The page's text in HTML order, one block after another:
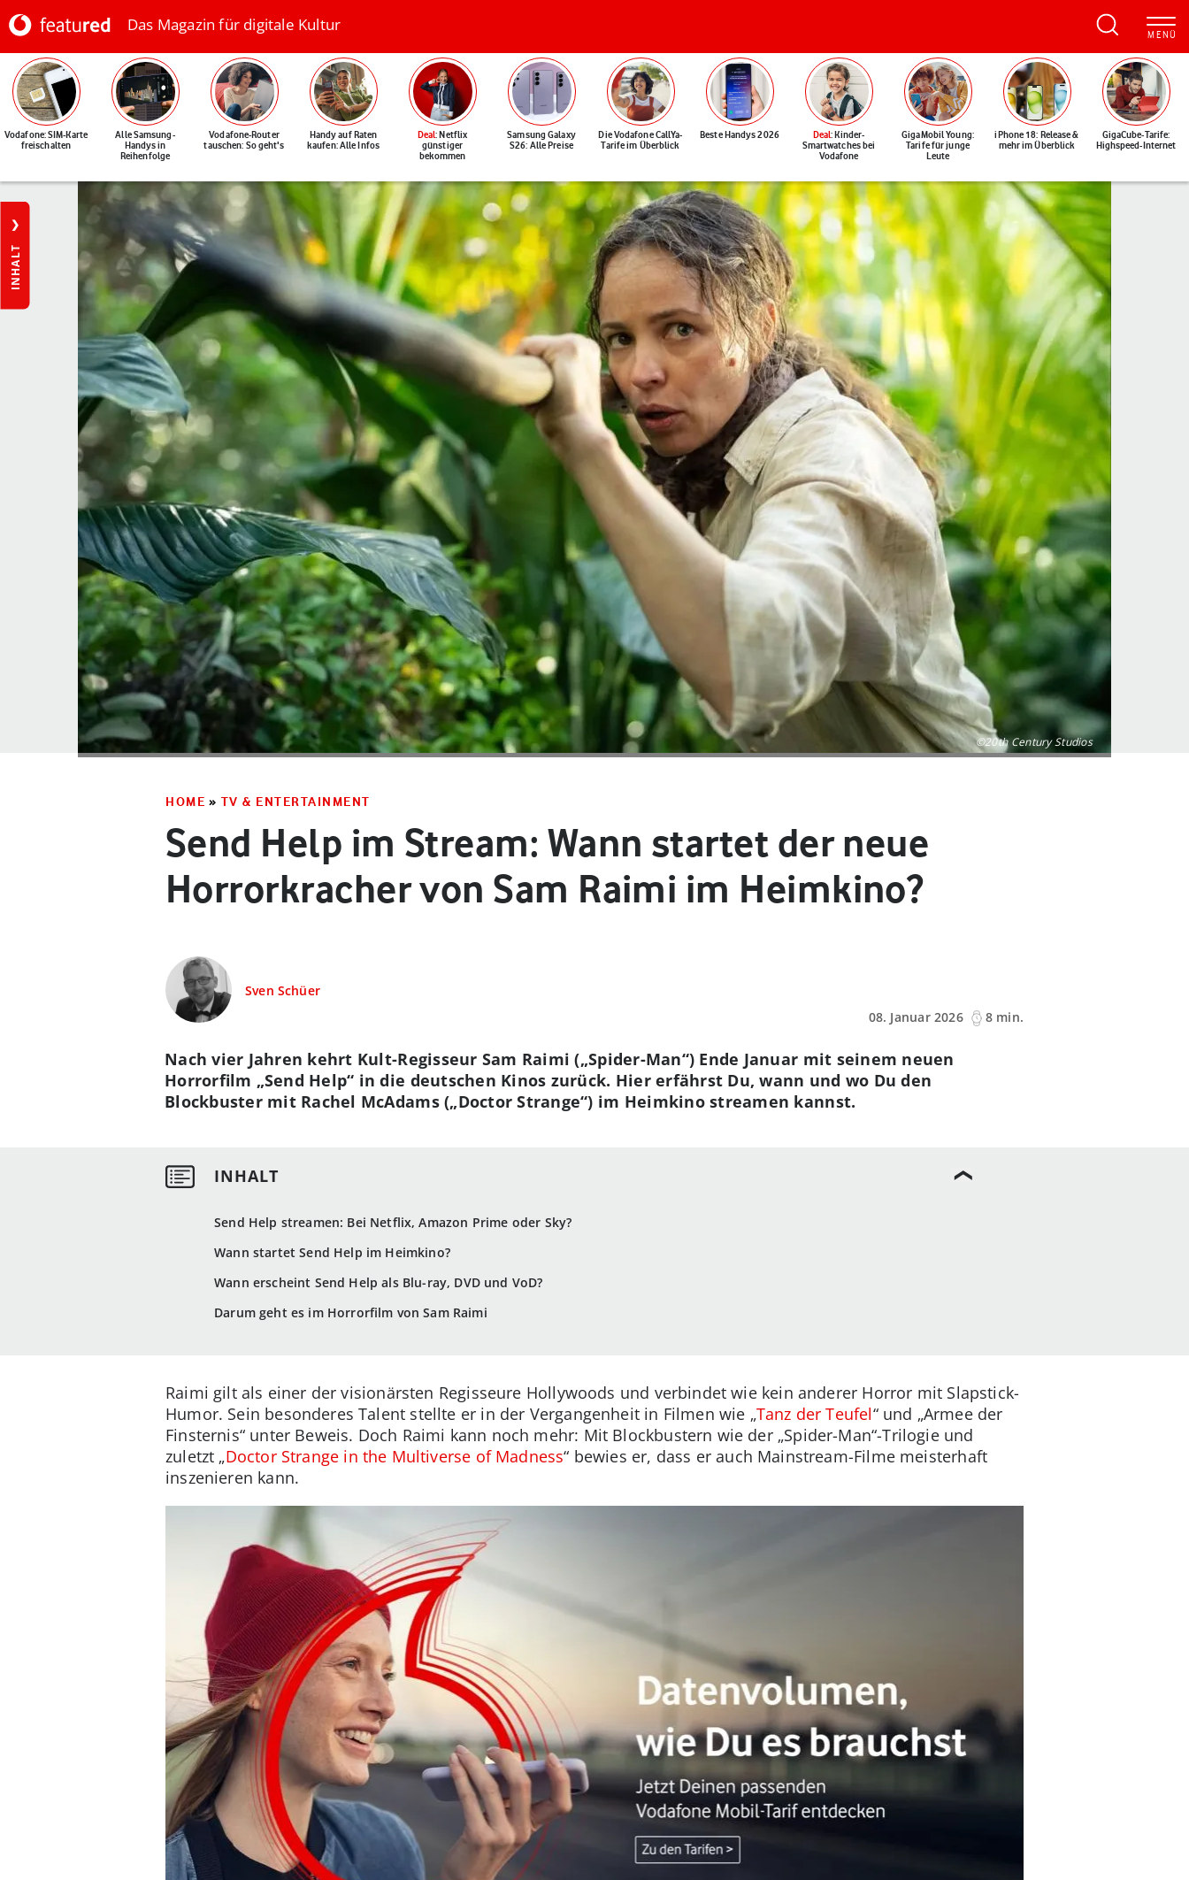
Das Magazin für digitale Kultur
Vodafone: SIM-Karte
freischalten
Alle Samsung-
Handys in
Reihenfolge
Vodafone-Router
tauschen: So geht's
Handy auf Raten
kaufen: Alle Infos
Deal: Netflix
günstiger
bekommen
Samsung Galaxy
S26: Alle Preise
Die Vodafone CallYa-
Tarife im Überblick
Beste Handys 2026 Deal: Kinder-
Smartwatches bei
Vodafone
GigaMobil Young:
Tarife für junge
Leute
iPhone 18: Release &
mehr im Überblick
GigaCube-Tarife:
Highspeed-Internet
INHALT
©20th Century Studios
HOME » TV & ENTERTAINMENT
Send Help im Stream: Wann startet der neue
Horrorkracher von Sam Raimi im Heimkino?
Sven Schüer
08. Januar 2026
8 min.
Send Help streamen: Bei Netflix, Amazon Prime oder Sky?
Wann startet Send Help im Heimkino?
Wann erscheint Send Help als Blu-ray, DVD und VoD?
Darum geht es im Horrorfilm von Sam Raimi
Nach vier Jahren kehrt Kult-Regisseur Sam Raimi („Spider-Man“) Ende Januar mit seinem neuen
Horrorfilm „Send Help“ in die deutschen Kinos zurück. Hier erfährst Du, wann und wo Du den
Blockbuster mit Rachel McAdams („Doctor Strange“) im Heimkino streamen kannst.
Raimi gilt als einer der visionärsten Regisseure Hollywoods und verbindet wie kein anderer Horror mit Slapstick-
Humor. Sein besonderes Talent stellte er in der Vergangenheit in Filmen wie „Tanz der Teufel“ und „Armee der
Finsternis“ unter Beweis. Doch Raimi kann noch mehr: Mit Blockbustern wie der „Spider-Man“-Trilogie und
zuletzt „Doctor Strange in the Multiverse of Madness“ bewies er, dass er auch Mainstream-Filme meisterhaft
inszenieren kann.